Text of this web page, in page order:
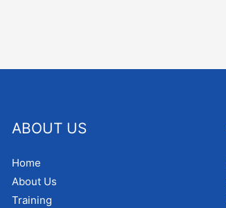
ABOUT US
Home
About Us
Training